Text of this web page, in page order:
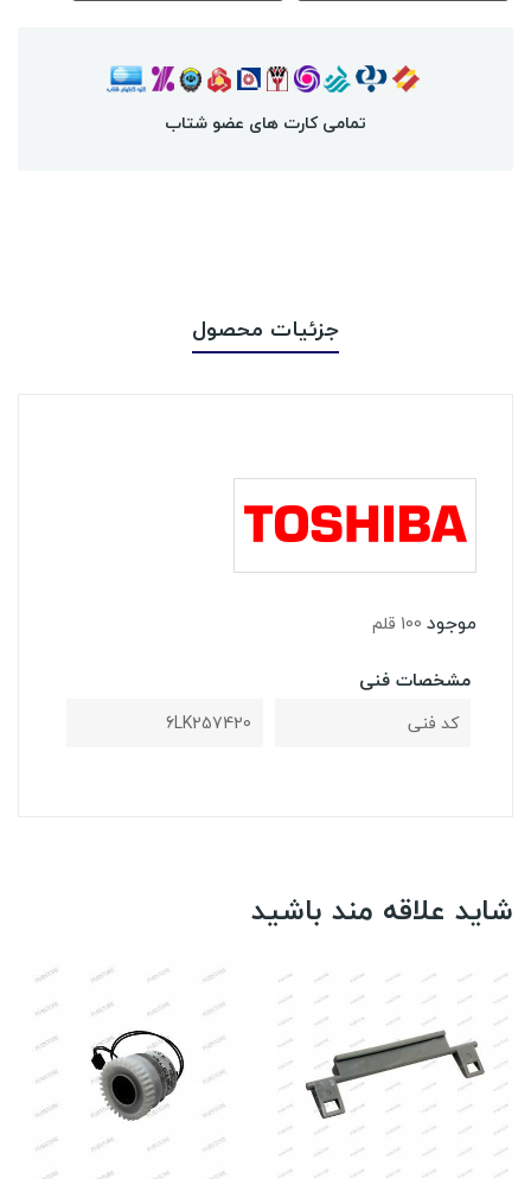
تمامی کارت های عضو شتاب
جزئیات محصول
موجود 100 قلم
مشخصات فنی
کد فنی 6LK257420
شاید علاقه مند باشید